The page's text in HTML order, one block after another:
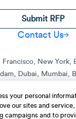
Submit RFP
Contact Us
Francisco, New York,
Dubai, Mumbai,
your personal
our sites and
campaigns and to